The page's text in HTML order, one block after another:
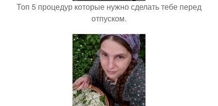
Топ 5 процедур которые нужно сделать тебе перед
отпуском.